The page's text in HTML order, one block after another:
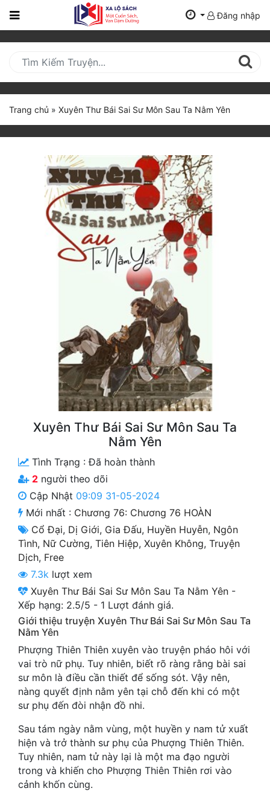
Trang
Mới
Cập
Nhật
(current)
Truyện Mới Ra
Truyện Nhập Môn
Xa Lộ Dịch
Cung Đấu
Cạnh Kỹ
Cổ Tiên Hiệp
Cổ Đại
Du Hí
Dã Sử
Dị Giới
Dị Năng
Gia Đấu
Góc Nhìn Nam
Huyền Huyễn
Huyền Nghi
Huyền Ảo
Đăng nhập
Trang chủ » Xuyên Thư Bái Sai Sư Môn Sau Ta Nằm Yên
Xuyên Thư Bái Sai Sư Môn Sau Ta
Nằm Yên
Tình Trạng :Đã hoàn thành
2 người theo dõi
Cập Nhật 09:09 31-05-2024
Mới nhất : Chương 76: Chương 76 HOÀN
Cổ Đại, Dị Giới, Gia Đấu, Huyền Huyễn, Ngôn
Tình, Nữ Cường, Tiên Hiệp, Xuyên Không, Truyện
Dịch, Free
7.3k lượt xem
Xuyên Thư Bái Sai Sư Môn Sau Ta Nằm Yên -
Xếp hạng: 2.5/5 - 1 Lượt đánh giá.
Giới thiệu truyện Xuyên Thư Bái Sai Sư Môn Sau Ta
Nằm Yên
Phượng Thiên Thiên xuyên vào truyện pháo hôi với
vai trò nữ phụ. Tuy nhiên, biết rõ ràng rằng bài sai
sư môn là điều cần thiết để sống sót. Vậy nên,
nàng quyết định nằm yên tại chỗ đến khi có một
sư phụ đến đòi nhận đồ nhi.
Sau tám ngày nằm vùng, một huyền y nam tử xuất
hiện và trở thành sư phụ của Phượng Thiên Thiên.
Tuy nhiên, nam tử này lại là một ma đạo người
trong và khiến cho Phượng Thiên Thiên rơi vào
cảnh khốn cùng.